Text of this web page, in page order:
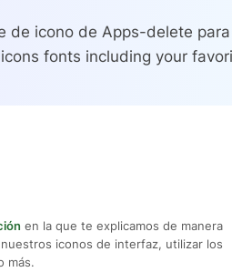
de icono de Apps-delete
icons fonts including your
en la que te explicamos de manera
iconos de interfaz, utilizar los
más.